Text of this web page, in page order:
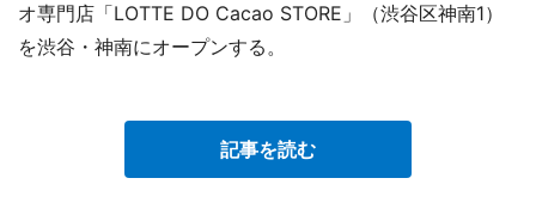
オ専門店「LOTTE DO Cacao STORE」（渋谷区神南1）
を渋谷・神南にオープンする。
記事を読む